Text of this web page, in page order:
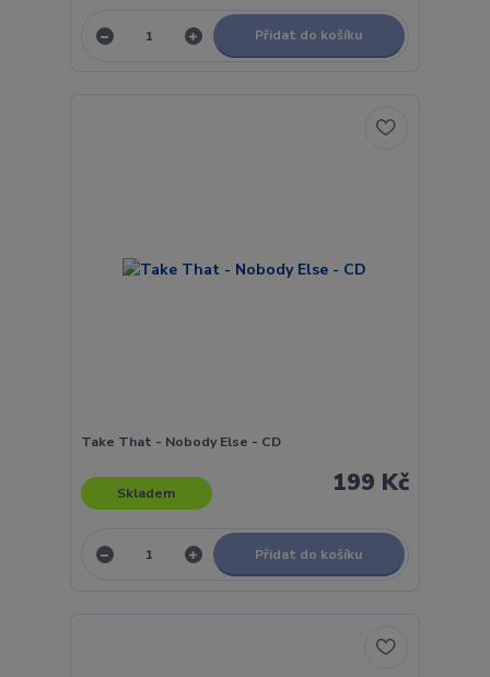
Přidat do košíku
Take That - Nobody Else - CD
199 Kč
Skladem
Přidat do košíku